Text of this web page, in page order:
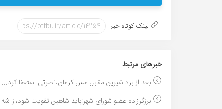
لینک کوتاه خبر
خبر‌های مرتبط
بعد از برد شیرین مقابل مس کرمان،نصرتی استعفا کرد...
برزگرزاده عضو شورای شهر:باید شاهین تقویت شود،از